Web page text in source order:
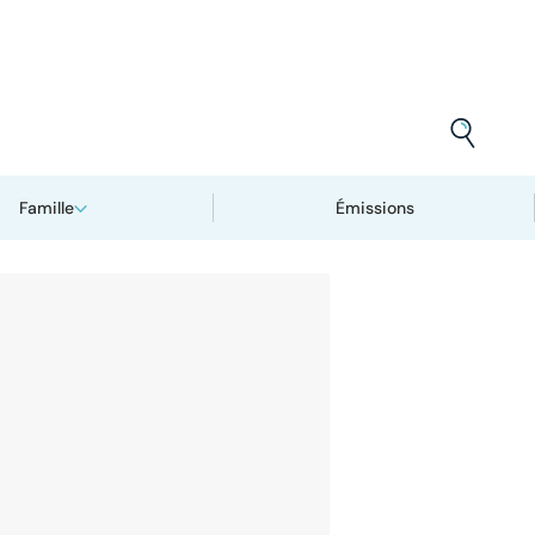
Famille Émissions